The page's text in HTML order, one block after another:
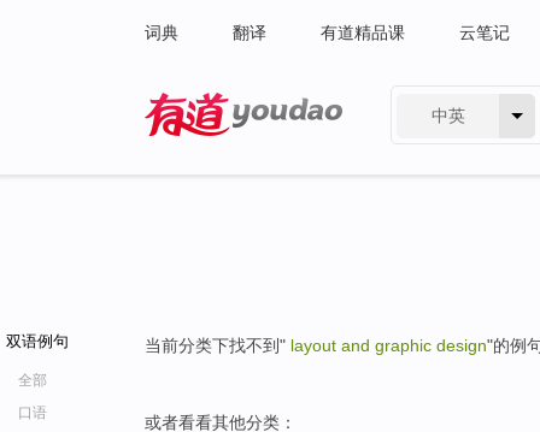
词典 翻译 有道精品课 云笔记
中英
双语例句
全部
口语
当前分类下找不到" layout and graphic design"的例
或者看看其他分类：